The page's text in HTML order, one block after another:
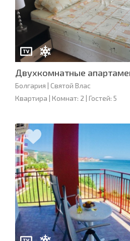
Двухкомнатные
Болгария | Святой Влас
Квартира | Комнат: 2 | Гостей: 5